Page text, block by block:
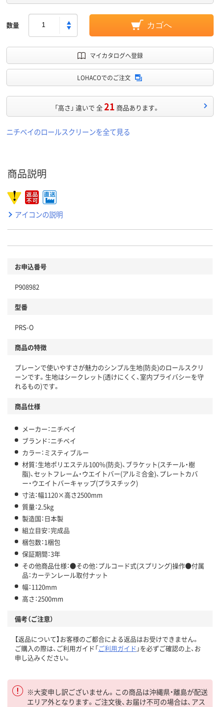
数量 カゴへ
マイカタログへ登録
LOHACOでのご注文
「高さ」 違いで 全21 商品あります。
ニチベイのロールスクリーンを全て見る
商品説明
アイコンの説明
お申込番号
P908982
型番
PRS-O
商品の特徴
プレーンで使いやすさが魅力のシンプル生地(防炎)のロールスクリ
ーンです。生地はシークレット(透けにくく、室内プライバシーを守
れるもの)です。
商品仕様
メーカー：ニチベイ
ブランド：ニチベイ
カラー：ミスティブルー
材質：生地ポリエステル100％(防炎)、ブラケット(スチール・樹
脂)、セットフレーム・ウエイトバー(アルミ合金)、プレートカバ
ー・ウエイトバーキャップ(プラスチック)
寸法：幅1120×高さ2500mm
質量：2.5kg
製造国：日本製
組立目安：完成品
梱包数：1梱包
保証期間：3年
その他商品仕様：●その他：プルコード式(スプリング)操作●付属
品：カーテンレール取付ナット
幅：1120mm
高さ：2500mm
備考（ご注意）
【返品について】お客様のご都合による返品はお受けできません。
ご購入の際は、ご利用ガイド「ご利用ガイド 」を必ずご確認の上、お
申し込みください。
※大変申し訳ございません。この商品は沖縄県・離島が配送
エリア外となります。ご注文後、お届け不可の場合は、アス